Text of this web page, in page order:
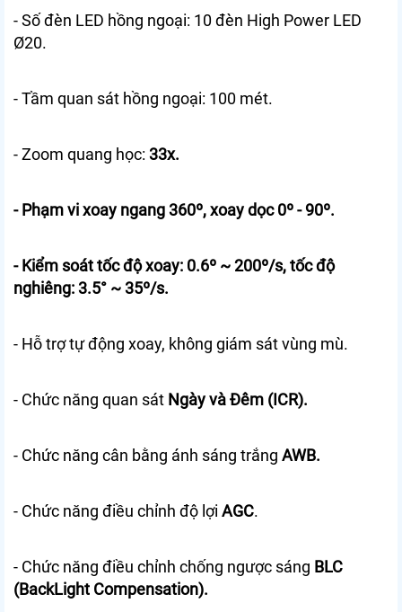
- Số đèn LED hồng ngoại: 10 đèn High Power LED
Ø20.
- Tầm quan sát hồng ngoại: 100 mét.
- Zoom quang học: 33x.
- Phạm vi xoay ngang 360º, xoay dọc 0º - 90º.
- Kiểm soát tốc độ xoay: 0.6º ~ 200º/s, tốc độ
nghiêng: 3.5° ~ 35º/s.
- Hỗ trợ tự động xoay, không giám sát vùng mù.
- Chức năng quan sát Ngày và Đêm (ICR).
- Chức năng cân bằng ánh sáng trắng AWB.
- Chức năng điều chỉnh độ lợi AGC.
- Chức năng điều chỉnh chống ngược sáng BLC
(BackLight Compensation).